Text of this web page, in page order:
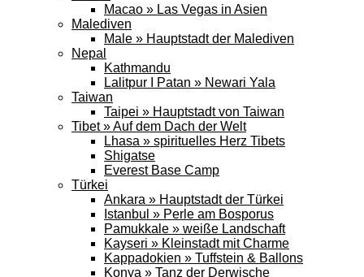
Macao » Las Vegas in Asien
Malediven
Male » Hauptstadt der Malediven
Nepal
Kathmandu
Lalitpur I Patan » Newari Yala
Taiwan
Taipei » Hauptstadt von Taiwan
Tibet » Auf dem Dach der Welt
Lhasa » spirituelles Herz Tibets
Shigatse
Everest Base Camp
Türkei
Ankara » Hauptstadt der Türkei
Istanbul » Perle am Bosporus
Pamukkale » weiße Landschaft
Kayseri » Kleinstadt mit Charme
Kappadokien » Tuffstein & Ballons
Konya » Tanz der Derwische